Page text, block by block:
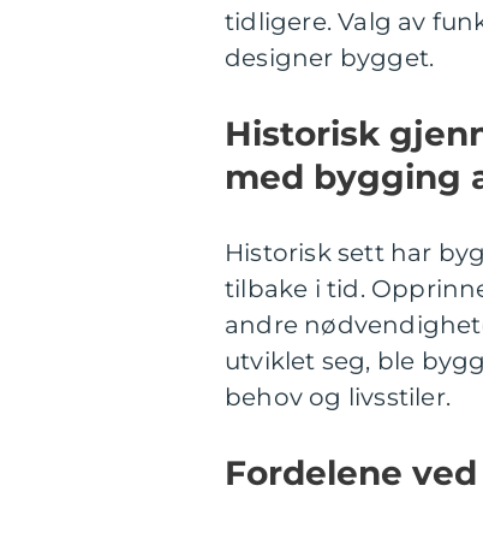
tidligere. Valg av
designer bygget.
Historisk
med bygging
Historisk sett har
tilbake i tid.
andre
utviklet seg, ble
behov og livsstiler.
Fordelene